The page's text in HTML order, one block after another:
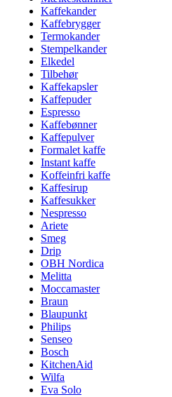
Kaffekander
Kaffebrygger
Termokander
Stempelkander
Elkedel
Tilbehør
Kaffekapsler
Kaffepuder
Espresso
Kaffebønner
Kaffepulver
Formalet kaffe
Instant kaffe
Koffeinfri kaffe
Kaffesirup
Kaffesukker
Nespresso
Ariete
Smeg
Drip
OBH Nordica
Melitta
Moccamaster
Braun
Blaupunkt
Philips
Senseo
Bosch
KitchenAid
Wilfa
Eva Solo